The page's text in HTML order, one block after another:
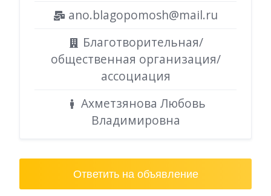
ano.blagopomosh@mail.ru
Благотворительная/
общественная организация/
ассоциация
Ахметзянова Любовь
Владимировна
Ответить на объявление